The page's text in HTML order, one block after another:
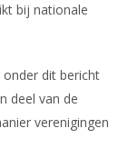
bij nationale
onder dit bericht
deel van de
verenigingen